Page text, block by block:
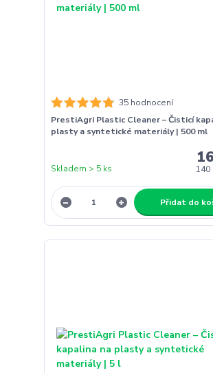
35 hodnocení
PrestiAgri Plastic Cleaner – Čisticí
plasty a syntetické materiály | 500 ml
140
Skladem > 5 ks
Přidat do